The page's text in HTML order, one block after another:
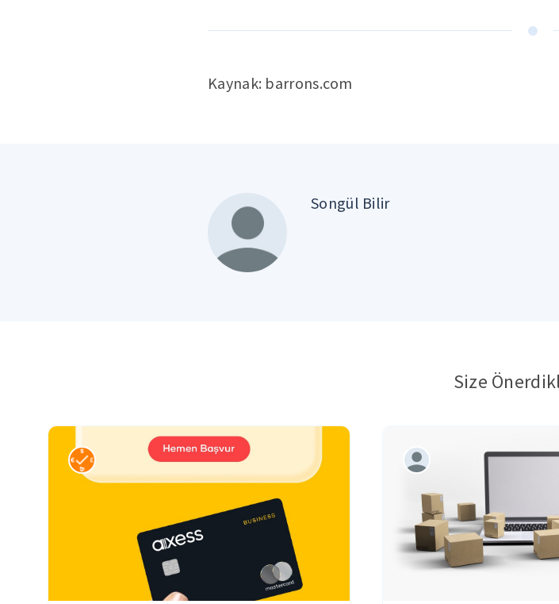
Kaynak: barrons.com
Songül Bilir
Size